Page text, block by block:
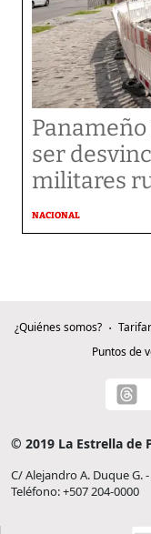
ser
militares
NACIONAL
¿Quiénes somos?
Puntos de
© 2019 La Estrella de
C/ Alejandro A. Duque G.
Teléfono: +507 204-0000